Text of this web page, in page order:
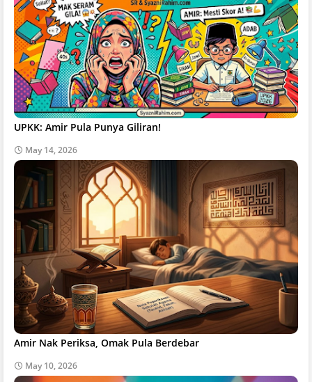
UPKK: Amir Pula Punya Giliran!
May 14, 2026
Amir Nak Periksa, Omak Pula Berdebar
May 10, 2026